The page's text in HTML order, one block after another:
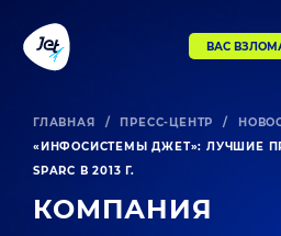
ВАС
ГЛАВНАЯ / ПРЕСС-ЦЕНТР /
«ИНФОСИСТЕМЫ ДЖЕТ»: ЛУЧШИЕ
SPARC В 2013 Г.
КОМПАНИЯ